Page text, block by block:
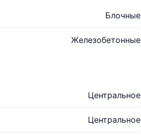
Блочные
Железобетонные
Центральное
Центральное